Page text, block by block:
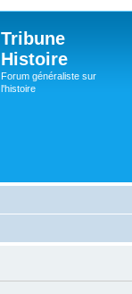
Tribune
Histoire
Forum généraliste sur
l'histoire